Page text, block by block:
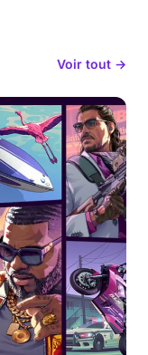
Voir tout →